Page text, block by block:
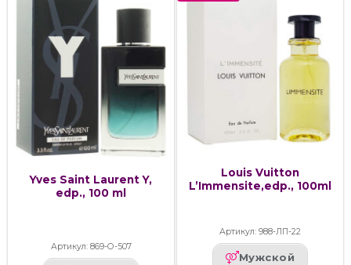
Yves Saint Laurent Y,
edp., 100 ml
Артикул: 869-О-507
Louis Vuitton
L’Immensite,edp., 100ml
Артикул: 988-ЛП-22
Мужской